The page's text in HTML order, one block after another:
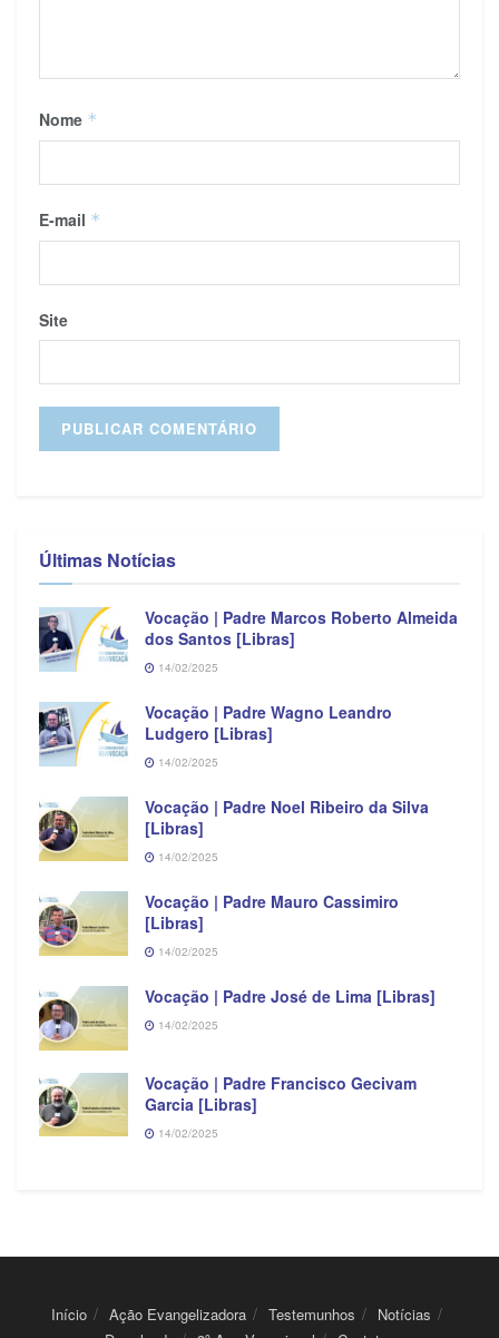
Nome *
E-mail *
Site
Últimas Notícias
Vocação | Padre Marcos Roberto Almeida
dos Santos [Libras]
14/02/2025
Vocação | Padre Wagno Leandro
Ludgero [Libras]
14/02/2025
Vocação | Padre Noel Ribeiro da Silva
[Libras]
14/02/2025
Vocação | Padre Mauro Cassimiro
[Libras]
14/02/2025
Vocação | Padre José de Lima [Libras]
14/02/2025
Vocação | Padre Francisco Gecivam
Garcia [Libras]
14/02/2025
Início Ação Evangelizadora Testemunhos
Notícias